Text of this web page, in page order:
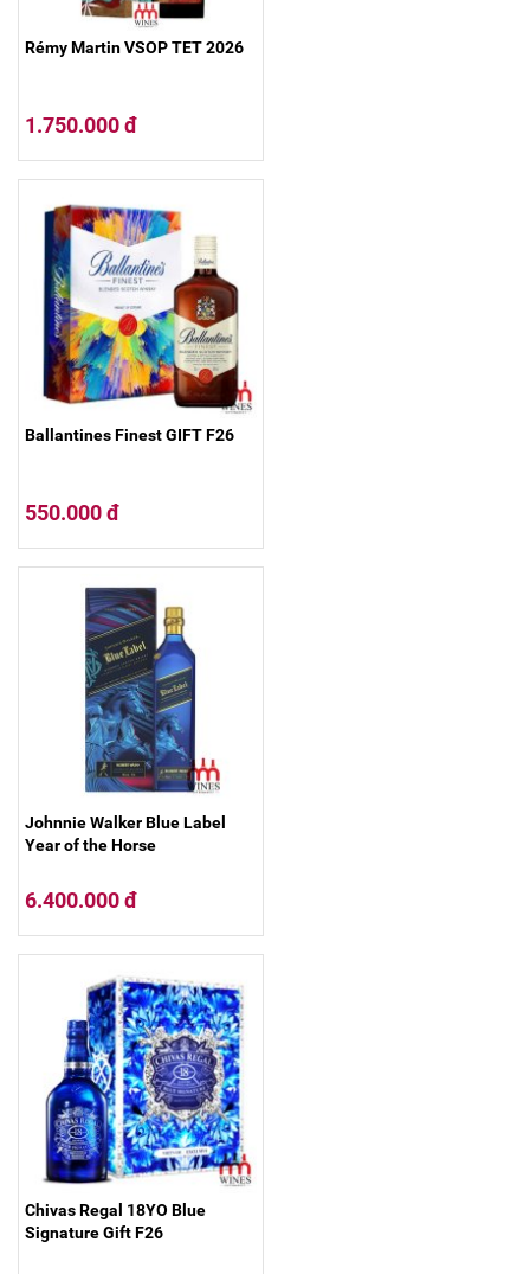
Rémy Martin VSOP TET 2026
1.750.000 đ
Ballantines Finest GIFT F26
550.000 đ
Johnnie Walker Blue Label
Year of the Horse
6.400.000 đ
Chivas Regal 18YO Blue
Signature Gift F26